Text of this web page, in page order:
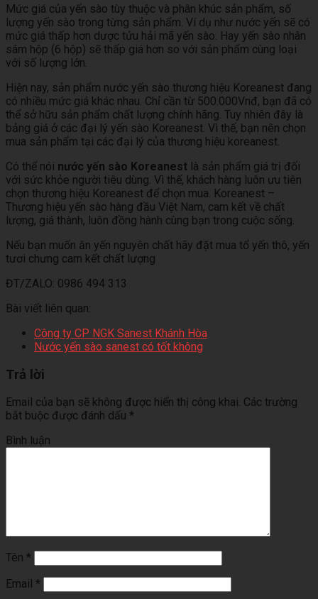
Mức giá của yến sào tùy thuộc và phân khúc sản phẩm, số
lượng yến sào trong từng sản phẩm. Ví dụ như nước yến sẽ có
mức giá thấp hơn dược tửu hải mã yến sào. Hay yến sào nhân
sâm hộp (6 hộp) sẽ thấp giá hơn so với sản phẩm cùng loại
với số lượng lớn.
Hiện nay, sản phẩm nước yến sào thương hiệu Koreanest đang
có nhiều mức giá khác nhau. Chỉ cần từ 500.000Vnđ, bạn đã có
thể sở hữu sản phẩm chất lượng chính hãng. Tuy nhiên đây là
bảng giá ở các đại lý yến sào Koreanest. Vì thế, bạn nên chọn
mua sản phẩm tại các đại lý của thương hiệu koreanest.
Có thể nói nước yến sào Koreanest là sản phẩm giá trị đối
với sức khỏe người tiêu dùng. Vì thế, khách hàng luôn ưu tiên
chọn thương hiệu Koreanest để chọn mua. Koreanest –
Thương hiệu yến sào hàng đầu Việt Nam, cam kết về chất
lượng, giá thành, luôn đồng hành cùng bạn trong cuộc sống.
Nếu bạn muốn ăn yến nguyên chất hãy đặt mua tổ yến thô, yến
tươi chưng cam kết chất lượng
ĐT/ZALO: 0986 494 313
Bài viết liên quan:
Công ty CP NGK Sanest Khánh Hòa
Nước yến sào sanest có tốt không
Trả lời
Email của bạn sẽ không được hiển thị công khai. Các trường
bắt buộc được đánh dấu *
Bình luận
Tên *
Email *